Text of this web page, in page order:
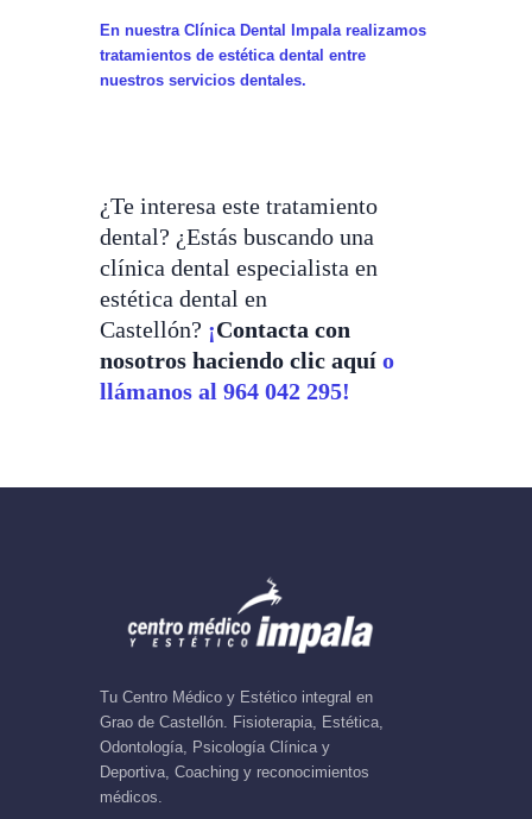
En nuestra Clínica Dental Impala realizamos
tratamientos de estética dental entre
nuestros servicios dentales.
¿Te interesa este tratamiento
dental? ¿Estás buscando una
clínica dental especialista en
estética dental en
Castellón? ¡Contacta con
nosotros haciendo clic aquí o
llámanos al 964 042 295!
Tu Centro Médico y Estético integral en
Grao de Castellón. Fisioterapia, Estética,
Odontología, Psicología Clínica y
Deportiva, Coaching y reconocimientos
médicos.